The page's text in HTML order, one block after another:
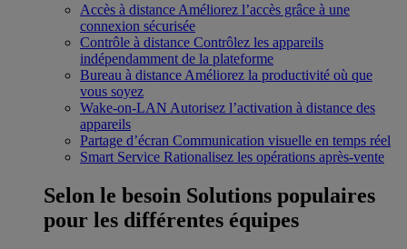
Accès à distance Améliorez l’accès grâce à une
connexion sécurisée
Contrôle à distance Contrôlez les appareils
indépendamment de la plateforme
Bureau à distance Améliorez la productivité où que
vous soyez
Wake-on-LAN Autorisez l’activation à distance des
appareils
Partage d’écran Communication visuelle en temps réel
Smart Service Rationalisez les opérations après-vente
Selon le besoin Solutions populaires
pour les différentes équipes